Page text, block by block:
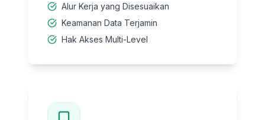
Alur Kerja yang Disesuaikan
Keamanan Data Terjamin
Hak Akses Multi-Level